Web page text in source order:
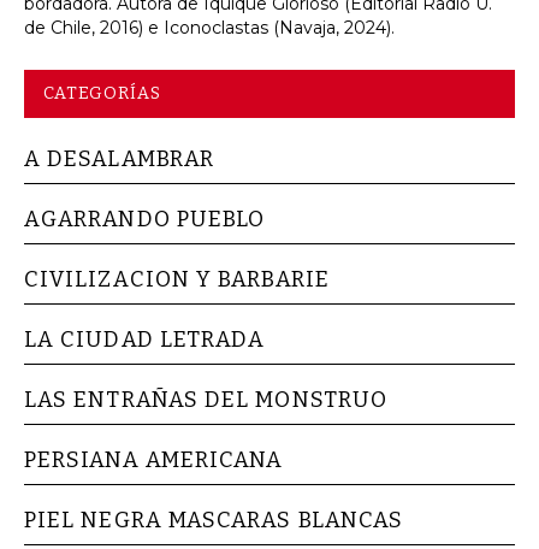
de Chile, 2016) e Iconoclastas (Navaja, 2024).
CATEGORÍAS
A DESALAMBRAR
AGARRANDO PUEBLO
CIVILIZACION Y BARBARIE
LA CIUDAD LETRADA
LAS ENTRAÑAS DEL MONSTRUO
PERSIANA AMERICANA
PIEL NEGRA MASCARAS BLANCAS